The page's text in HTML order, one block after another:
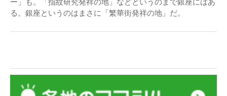
ー」も。「指紋研究発祥の地」などというのまで銀座にはあ
る。銀座というのはまさに「繁華街発祥の地」だ。